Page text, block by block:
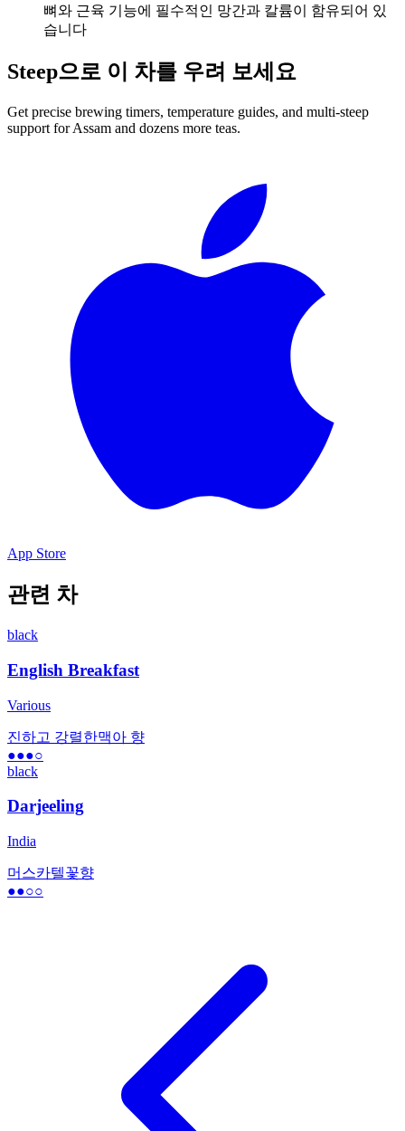
뼈와 근육 기능에 필수적인 망간과 칼륨이 함유되어 있
습니다
Steep으로 이 차를 우려 보세요
Get precise brewing timers, temperature guides, and multi-steep
support forAssam and dozens more teas.
App Store
관련 차
black
English Breakfast
Various
진하고 강렬한맥아 향
●●●○
black
Darjeeling
India
머스카텔꽃향
●●○○